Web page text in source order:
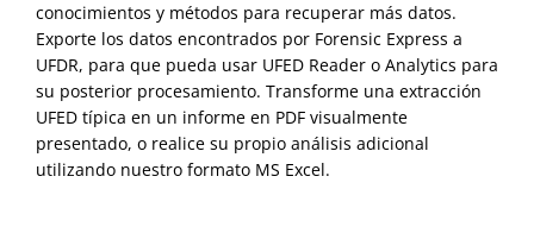
conocimientos y métodos para recuperar más datos.
Exporte los datos encontrados por Forensic Express a
UFDR, para que pueda usar UFED Reader o Analytics para
su posterior procesamiento. Transforme una extracción
UFED típica en un informe en PDF visualmente
presentado, o realice su propio análisis adicional
utilizando nuestro formato MS Excel.